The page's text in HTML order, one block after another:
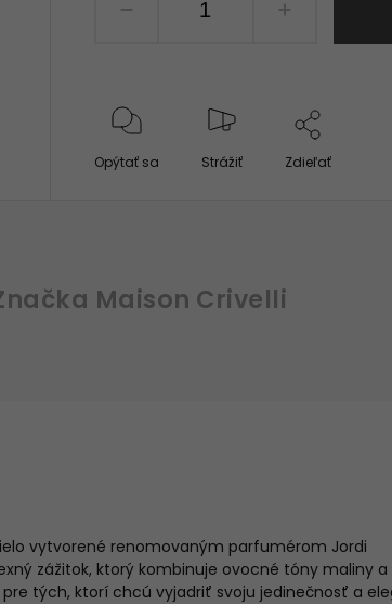
Opýtať sa Strážiť Zdieľať
Maison Crivelli
vytvorené renomovaným parfumérom Jordi
zážitok, ktorý kombinuje ovocné tóny maliny a
tých, ktorí chcú vyjadriť svoju jedinečnosť a